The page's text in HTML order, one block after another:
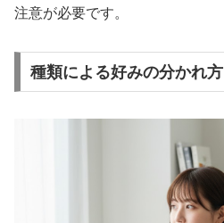
注意が必要です。
種類による好みの分かれ方